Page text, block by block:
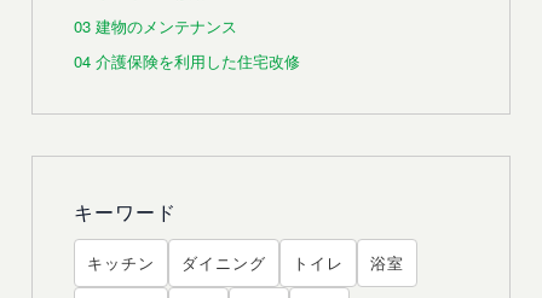
03 建物のメンテナンス
04 介護保険を利用した住宅改修
キーワード
キッチン ダイニング トイレ 浴室